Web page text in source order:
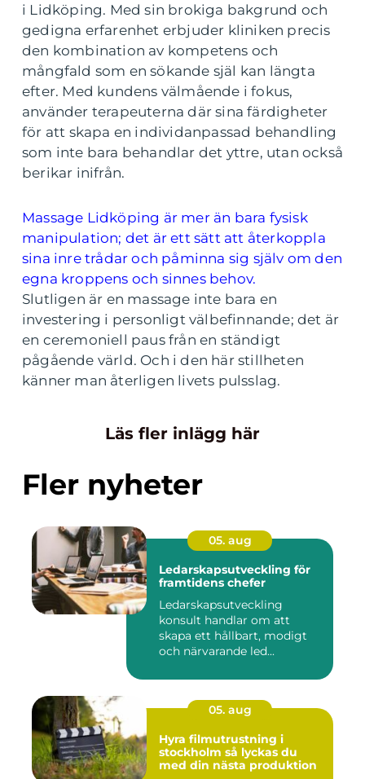
i Lidköping. Med sin brokiga bakgrund och
gedigna erfarenhet erbjuder kliniken precis
den kombination av kompetens och
mångfald som en sökande själ kan längta
efter. Med kundens välmående i fokus,
använder terapeuterna där sina färdigheter
för att skapa en individanpassad behandling
som inte bara behandlar det yttre, utan också
berikar inifrån.
Massage Lidköping är mer än bara fysisk
manipulation; det är ett sätt att återkoppla
sina inre trådar och påminna sig själv om den
egna kroppens och sinnes behov.
Slutligen är en massage inte bara en
investering i personligt välbefinnande; det är
en ceremoniell paus från en ständigt
pågående värld. Och i den här stillheten
känner man återligen livets pulsslag.
Läs fler inlägg här
Fler nyheter
05. aug
Ledarskapsutveckling för
framtidens chefer
Ledarskapsutveckling
konsult handlar om att
skapa ett hållbart, modigt
och närvarande led...
05. aug
Hyra filmutrustning i
stockholm så lyckas du
med din nästa produktion